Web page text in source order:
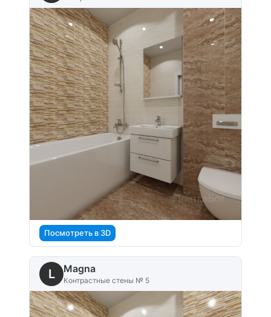
Посмотреть в 3D
L Magna
Контрастные стены № 5